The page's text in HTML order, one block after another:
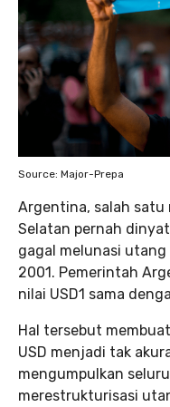
Source: Major-Prepa
Argentina, salah satu
Selatan pernah
gagal melunasi
2001. Pemerintah
nilai USD1 sama
Hal tersebut
USD menjadi tak
mengumpulkan
merestrukturisasi